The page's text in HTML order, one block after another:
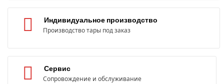
Индивидуальное производство
Производство тары под заказ
Сервис
Сопровождение и обслуживание